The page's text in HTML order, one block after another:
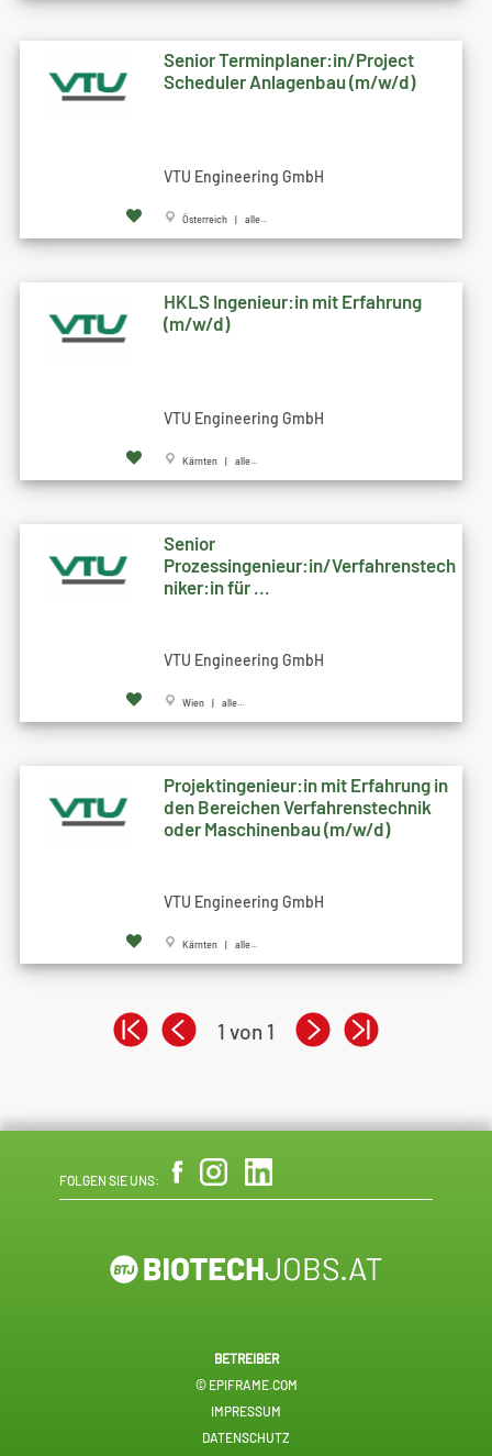
Senior Terminplaner:in/Project
Scheduler Anlagenbau (m/w/d)
VTU Engineering GmbH
Österreich | alle...
HKLS Ingenieur:in mit Erfahrung
(m/w/d)
VTU Engineering GmbH
Kärnten | alle...
Senior
Prozessingenieur:in/Verfahrenstech
niker:in für ...
VTU Engineering GmbH
Wien | alle...
Projektingenieur:in mit Erfahrung in
den Bereichen Verfahrenstechnik
oder Maschinenbau (m/w/d)
VTU Engineering GmbH
Kärnten | alle...
1 von 1
FOLGEN SIE UNS:
BETREIBER
© EPIFRAME.COM
IMPRESSUM
DATENSCHUTZ